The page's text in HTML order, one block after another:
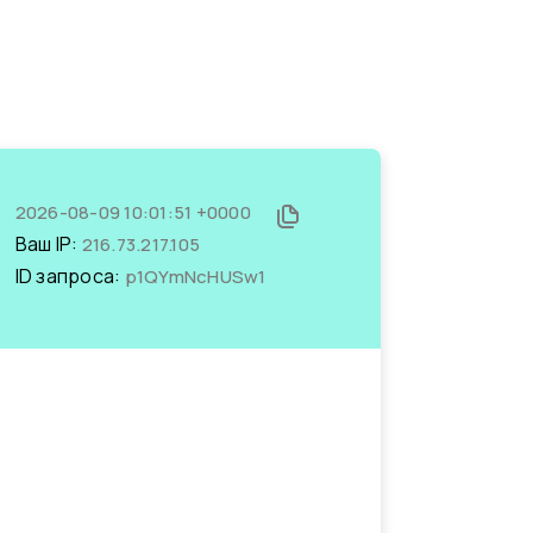
2026-08-09 10:01:51 +0000
Ваш IP: 216.73.217.105
ID запроса: p1QYmNcHUSw1